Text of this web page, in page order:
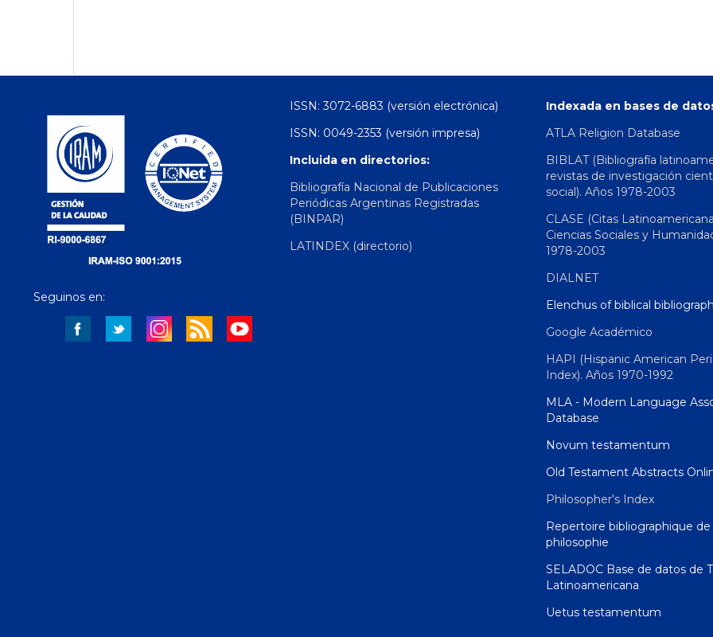
Seguinos en:
ISSN: 3072-6883 (versión electrónica)
ISSN: 0049-2353 (versión impresa)
Incluida en directorios:
Bibliografía Nacional de Publicaciones
Periódicas Argentinas Registradas
(BINPAR)
LATINDEX (directorio)
Indexada en bases de
ATLA Religion Database
BIBLAT (Bibliografía
revistas de investigación
social). Años 1978-2003
CLASE (Citas
Ciencias Sociales y
1978-2003
DIALNET
Elenchus of biblical
Google Académico
HAPI (Hispanic American
Index). Años 1970-1992
MLA - Modern Language
Database
Novum testamentum
Old Testament Abstracts
Philosopher's Index
Repertoire bibliographique de
philosophie
SELADOC Base de datos de
Latinoamericana
Uetus testamentum